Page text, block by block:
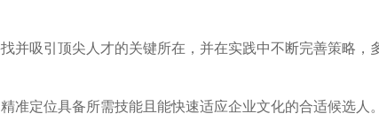
并吸引顶尖人才的关键所在，并在实践中不断完善策略，
准定位具备所需技能且能快速适应企业文化的合适候选人。